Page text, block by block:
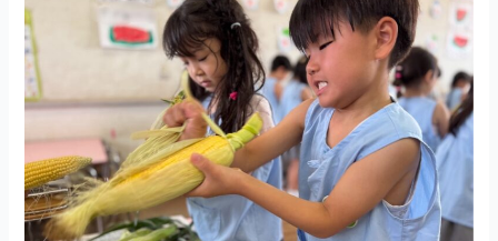
野
愛
和
第
三
学
園）